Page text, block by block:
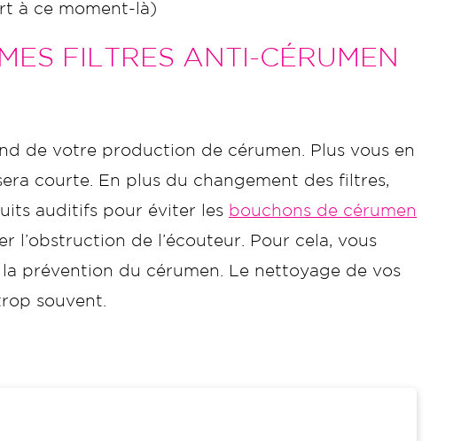
à ce moment-là)
FILTRES ANTI-CÉRUMEN
de votre production de cérumen. Plus vous en
courte. En plus du changement des filtres,
auditifs pour éviter les bouchons de cérumen
l’obstruction de l’écouteur. Pour cela, vous
prévention du cérumen. Le nettoyage de vos
souvent.